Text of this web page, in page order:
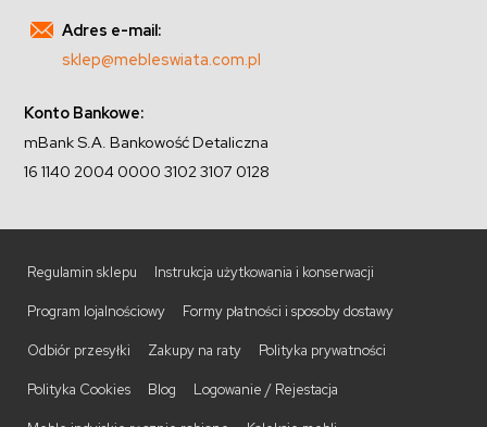
Adres e-mail:
sklep@mebleswiata.com.pl
Konto Bankowe:
mBank S.A. Bankowość Detaliczna
16 1140 2004 0000 3102 3107 0128
Regulamin sklepu Instrukcja użytkowania i konserwacji
Program lojalnościowy Formy płatności i sposoby dostawy
Odbiór przesyłki Zakupy na raty Polityka prywatności
Polityka Cookies Blog Logowanie / Rejestacja